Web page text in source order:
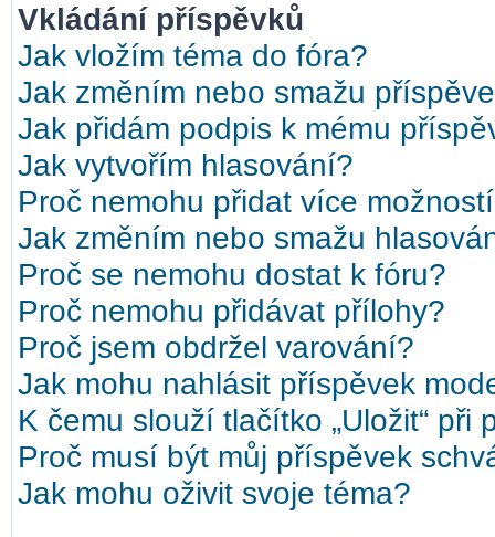
Vkládání příspěvků
Jak vložím téma do fóra?
Jak změním nebo smažu
Jak přidám podpis k mému
Jak vytvořím hlasování?
Proč nemohu přidat více
Jak změním nebo smažu
Proč se nemohu dostat k fóru?
Proč nemohu přidávat přílohy?
Proč jsem obdržel varování?
Jak mohu nahlásit příspěvek
K čemu slouží tlačítko „Uložit“ při
Proč musí být můj příspěvek
Jak mohu oživit svoje téma?